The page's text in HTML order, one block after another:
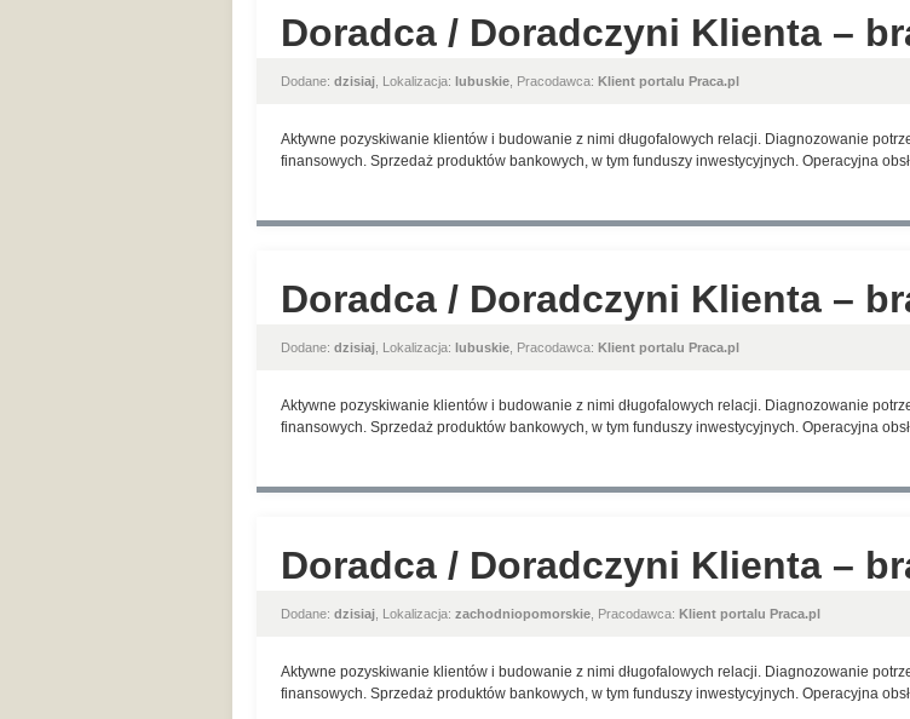
Doradca / Doradczyni Klienta –
Dodane: dzisiaj , Lokalizacja: lubuskie , Pracodawca: Klient portalu Praca.pl
Aktywne pozyskiwanie klientów i budowanie z nimi długofalowych relacji. Diagnozowanie
finansowych. Sprzedaż produktów bankowych, w tym funduszy inwestycyjnych. Operacyjna
Doradca / Doradczyni Klienta –
Dodane: dzisiaj , Lokalizacja: lubuskie , Pracodawca: Klient portalu Praca.pl
Aktywne pozyskiwanie klientów i budowanie z nimi długofalowych relacji. Diagnozowanie
finansowych. Sprzedaż produktów bankowych, w tym funduszy inwestycyjnych. Operacyjna
Doradca / Doradczyni Klienta –
Dodane: dzisiaj , Lokalizacja: zachodniopomorskie , Pracodawca: Klient portalu Praca.pl
Aktywne pozyskiwanie klientów i budowanie z nimi długofalowych relacji. Diagnozowanie
finansowych. Sprzedaż produktów bankowych, w tym funduszy inwestycyjnych. Operacyjna